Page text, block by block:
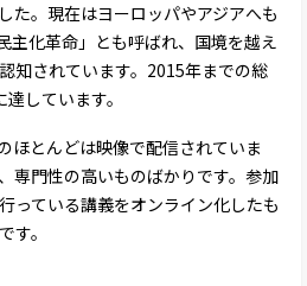
た。現在はヨーロッパやアジアへも
主化革命」とも呼ばれ、国境を越え
知されています。2015年までの総
しています。
ほとんどは映像で配信されていま
専門性の高いものばかりです。参加
っている講義をオンライン化したも
す。